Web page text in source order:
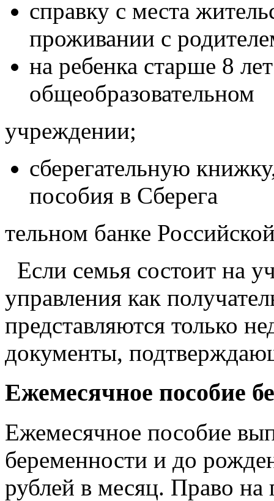
справку с места
проживании с
на ребенка старше 8
общеобразовательном
учреждении;
сберегательную
пособия в Сберега
тельном банке
Если семья состоит на
управления как
представляются только
документы,
Ежемесячное пособие
Ежемесячное пособие
беременности и до
рублей в месяц. Право